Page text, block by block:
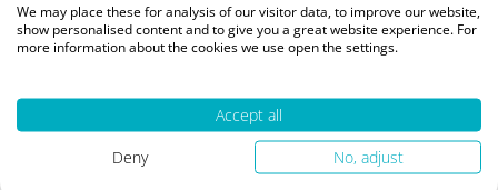
Bandagen
Blasenschwäche
Alltagshelfer
XXL - große Größen
We may place these for analysis of our visitor data, to improve our website,
show personalised content and to give you a great website experience. For
more information about the cookies we use open the settings.
Accept all
Deny
No, adjust